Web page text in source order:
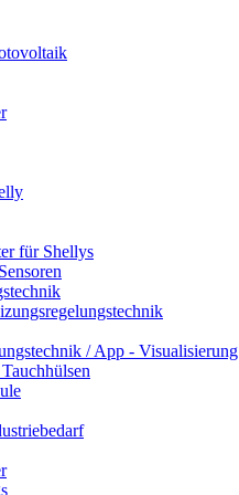
für Shellys
/ App - Visualisierung